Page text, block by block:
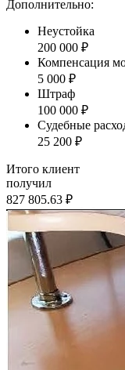
Дополнительно:
Неустойка
200 000 ₽
Компенсация
5 000 ₽
Штраф
100 000 ₽
Судебные
25 200 ₽
Итого клиент
получил
827 805.63 ₽
Наша
качестве
Спор о качестве
Дело выиграно